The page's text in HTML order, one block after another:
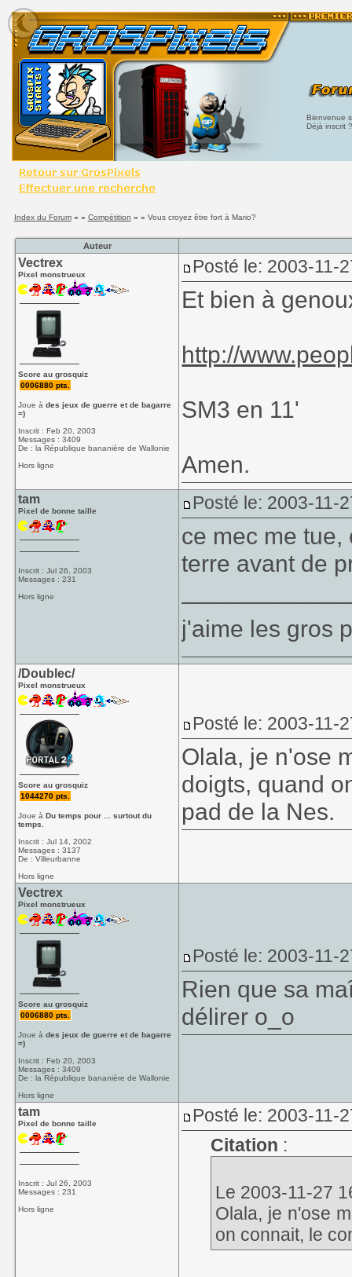
Bienvenue
Déjà inscrit
Index du Forum» » Compétition » » Vous croyez être fort à Mario?
Auteur
Vectrex
Pixel monstrueux
Score au grosquiz
0006880 pts.
Joue àdes jeux de guerre et de bagarre
=)
Inscrit : Feb 20, 2003
Messages : 3409
De : la République bananière de Wallonie
Hors ligne
Posté le: 2003-11-
Et bien à
http://
SM3 en 11'
Amen.
tam
Pixel de bonne taille
Inscrit : Jul 26, 2003
Messages : 231
Hors ligne
Posté le: 2003-11-
ce mec me
terre avant de
j'aime les gros
/Doublec/
Pixel monstrueux
Score au grosquiz
1044270 pts.
Joue àDu temps pour ... surtout du
temps.
Inscrit : Jul 14, 2002
Messages : 3137
De : Villeurbanne
Hors ligne
Posté le: 2003-11-
Olala, je n'ose
doigts, quand
pad de la Nes.
Vectrex
Pixel monstrueux
Score au grosquiz
0006880 pts.
Joue àdes jeux de guerre et de bagarre
=)
Inscrit : Feb 20, 2003
Messages : 3409
De : la République bananière de Wallonie
Hors ligne
Posté le: 2003-11-
Rien que sa
délirer o_o
tam
Pixel de bonne taille
Inscrit : Jul 26, 2003
Messages : 231
Hors ligne
Posté le: 2003-11-
Citation :
Le 2003-11-27
Olala, je n'ose
on connait, le